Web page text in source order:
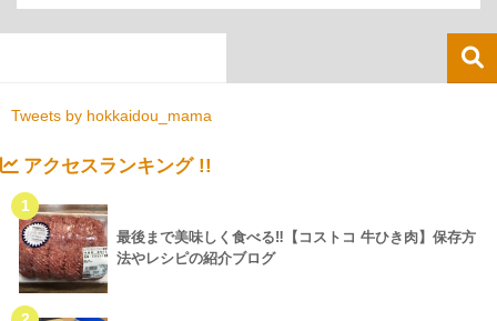
Tweets by hokkaidou_mama
アクセスランキング !!
1
最後まで美味しく食べる‼【コストコ 牛ひき肉】保存方
法やレシピの紹介ブログ